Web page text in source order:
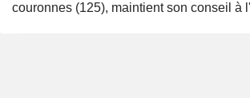
couronnes (125), maintient son conseil à